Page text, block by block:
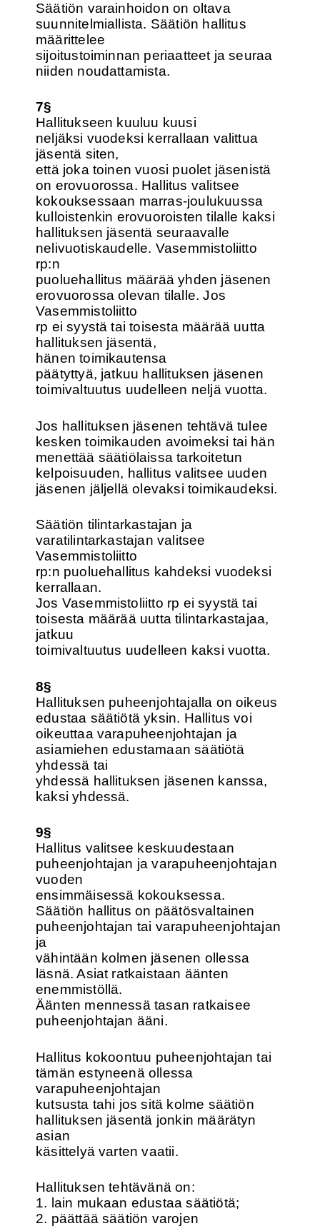
Säätiön varainhoidon on oltava
suunnitelmiallista. Säätiön hallitus
määrittelee
sijoitustoiminnan periaatteet ja seuraa
niiden noudattamista.
7§
Hallitukseen kuuluu kuusi
neljäksi vuodeksi kerrallaan valittua
jäsentä siten,
että joka toinen vuosi puolet jäsenistä
on erovuorossa. Hallitus valitsee
kokouksessaan marras-joulukuussa
kulloistenkin erovuoroisten tilalle kaksi
hallituksen jäsentä seuraavalle
nelivuotiskaudelle. Vasemmistoliitto
rp:n
puoluehallitus määrää yhden jäsenen
erovuorossa olevan tilalle. Jos
Vasemmistoliitto
rp ei syystä tai toisesta määrää uutta
hallituksen jäsentä,
hänen toimikautensa
päätyttyä, jatkuu hallituksen jäsenen
toimivaltuutus uudelleen neljä vuotta.
Jos hallituksen jäsenen tehtävä tulee
kesken toimikauden avoimeksi tai hän
menettää säätiölaissa tarkoitetun
kelpoisuuden, hallitus valitsee uuden
jäsenen jäljellä olevaksi toimikaudeksi.
Säätiön tilintarkastajan ja
varatilintarkastajan valitsee
Vasemmistoliitto
rp:n puoluehallitus kahdeksi vuodeksi
kerrallaan.
Jos Vasemmistoliitto rp ei syystä tai
toisesta määrää uutta tilintarkastajaa,
jatkuu
toimivaltuutus uudelleen kaksi vuotta.
8§
Hallituksen puheenjohtajalla on oikeus
edustaa säätiötä yksin. Hallitus voi
oikeuttaa varapuheenjohtajan ja
asiamiehen edustamaan säätiötä
yhdessä tai
yhdessä hallituksen jäsenen kanssa,
kaksi yhdessä.
9§
Hallitus valitsee keskuudestaan
puheenjohtajan ja varapuheenjohtajan
vuoden
ensimmäisessä kokouksessa.
Säätiön hallitus on päätösvaltainen
puheenjohtajan tai varapuheenjohtajan
ja
vähintään kolmen jäsenen ollessa
läsnä. Asiat ratkaistaan äänten
enemmistöllä.
Äänten mennessä tasan ratkaisee
puheenjohtajan ääni.
Hallitus kokoontuu puheenjohtajan tai
tämän estyneenä ollessa
varapuheenjohtajan
kutsusta tahi jos sitä kolme säätiön
hallituksen jäsentä jonkin määrätyn
asian
käsittelyä varten vaatii.
Hallituksen tehtävänä on:
1. lain mukaan edustaa säätiötä;
2. päättää säätiön varojen